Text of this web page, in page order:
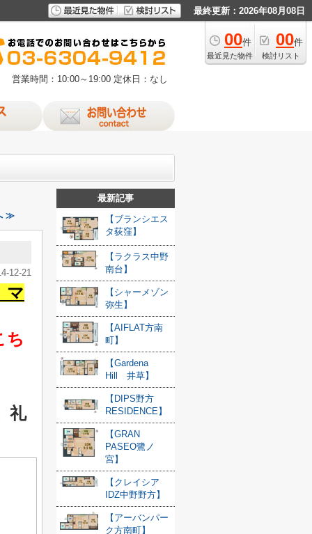
最終更新：2026年08月08日
00件
最近見た物件
00件
検討リスト
営業時間：10:00～19:00 定休日：なし
≫
12-21
マ
ち
礼
最新記事
【ブランシエス
タ荻窪】
【ラクラス中野
南台】
【シャーメゾン
弥生】
【AIFLAT方南
町】
【Gardena
Hill 井草】
【DIPS野方
RESIDENCE】
【GRAN
PASEO鷺ノ
宮】
【クレイシア
IDZ中野野方】
【アーバンパー
ク方南町】